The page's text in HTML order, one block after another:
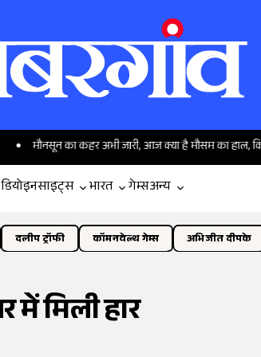
का कहर अभी जारी, आज क्या है मौसम का हाल, किन राज्यों में
इनसाइट्स भारत गेम्सअन्य
दलीप ट्रॉफी कॉमनवेल्थ गेम्स अभिजीत दीपके
मिली हार